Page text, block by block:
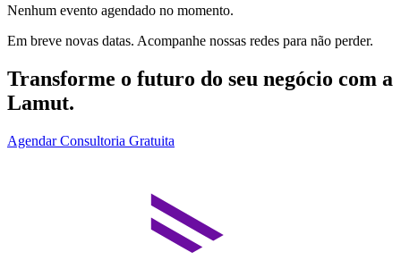
Nenhum evento agendado no momento.
Em breve novas datas. Acompanhe nossas redes para não perder.
Transforme o futuro do seu negócio com a
Lamut.
Agendar Consultoria Gratuita